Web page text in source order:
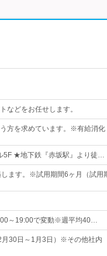
などをお任せします。
方を求めています。※有給消化
5F ★地下鉄『赤坂駅』より徒…
ます。※試用期間6ヶ月（試用
～19:00で変動※週平均40…
30日～1月3日）※その他社内